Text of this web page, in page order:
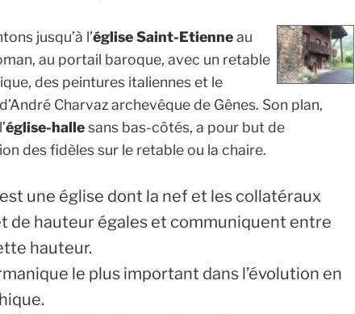
jusqu’à l’église Saint-Etienneau
au portail baroque, avec un retable
des peintures italiennes et le
Charvaz archevêque de Gênes. Son plan,
église-hallesans bas-côtés, a pour but de
des fidèles sur le retable ou la chaire.
une église dont la nef et les collatéraux
de hauteur égales et communiquent entre
hauteur.
le plus important dans l’évolution en